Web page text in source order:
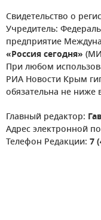
Свидетельство о
Учредитель:
предприятие
«Россия сегодня»
При любом
РИА Новости Крым
обязательна не ниже
Главный редактор:
Адрес электронной
Телефон Редакции: 7